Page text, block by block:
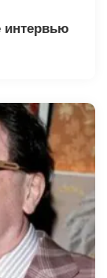
интервью